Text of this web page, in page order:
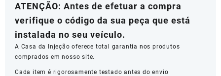
ATENÇÃO: Antes de efetuar a compra
verifique o código da sua peça que está
instalada no seu veículo.
A Casa da Injeção oferece total garantia nos produtos
comprados em nosso site.
Cada item é rigorosamente testado antes do envio